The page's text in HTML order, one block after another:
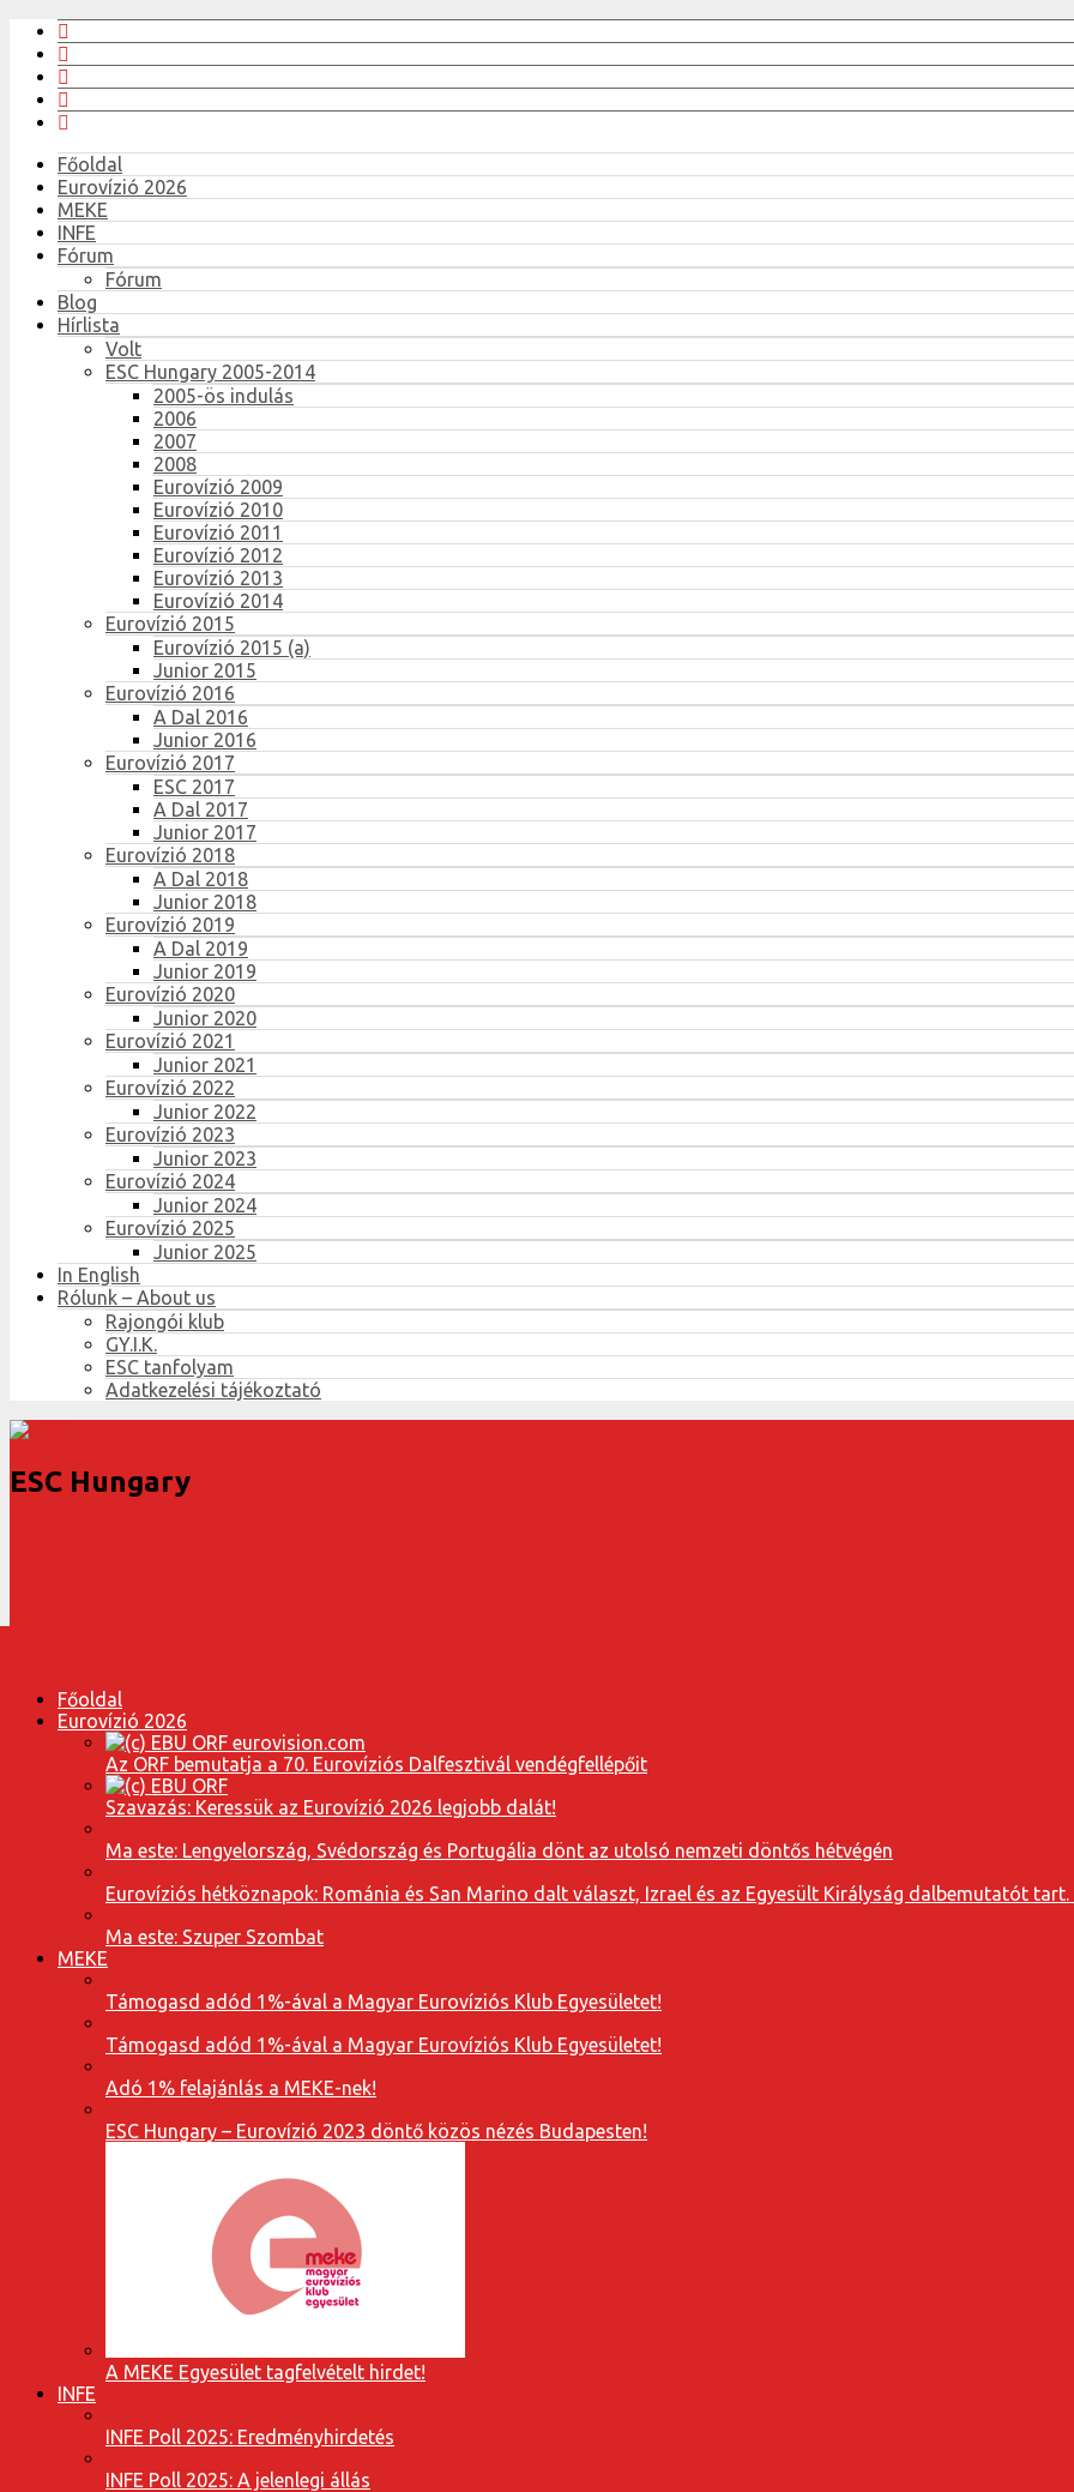
Főoldal
Eurovízió 2026
MEKE
INFE
Fórum
Fórum
Blog
Hírlista
Volt
ESC Hungary 2005-2014
2005-ös indulás
2006
2007
2008
Eurovízió 2009
Eurovízió 2010
Eurovízió 2011
Eurovízió 2012
Eurovízió 2013
Eurovízió 2014
Eurovízió 2015
Eurovízió 2015 (a)
Junior 2015
Eurovízió 2016
A Dal 2016
Junior 2016
Eurovízió 2017
ESC 2017
A Dal 2017
Junior 2017
Eurovízió 2018
A Dal 2018
Junior 2018
Eurovízió 2019
A Dal 2019
Junior 2019
Eurovízió 2020
Junior 2020
Eurovízió 2021
Junior 2021
Eurovízió 2022
Junior 2022
Eurovízió 2023
Junior 2023
Eurovízió 2024
Junior 2024
Eurovízió 2025
Junior 2025
In English
Rólunk – About us
Rajongói klub
GY.I.K.
ESC tanfolyam
Adatkezelési tájékoztató
ESC Hungary
Főoldal
Eurovízió 2026
Az ORF bemutatja a 70. Eurovíziós Dalfesztivál vendégfellépőit
Szavazás: Keressük az Eurovízió 2026 legjobb dalát!
Ma este: Lengyelország, Svédország és Portugália dönt az utolsó nemzeti döntős hétvégén
Eurovíziós hétköznapok: Románia és San Marino dalt választ, Izrael és az Egyesült Királyság dalbemutatót tart.
Ma este: Szuper Szombat
MEKE
Támogasd adód 1%-ával a Magyar Eurovíziós Klub Egyesületet!
Támogasd adód 1%-ával a Magyar Eurovíziós Klub Egyesületet!
Adó 1% felajánlás a MEKE-nek!
ESC Hungary – Eurovízió 2023 döntő közös nézés Budapesten!
A MEKE Egyesület tagfelvételt hirdet!
INFE
INFE Poll 2025: Eredményhirdetés
INFE Poll 2025: A jelenlegi állás